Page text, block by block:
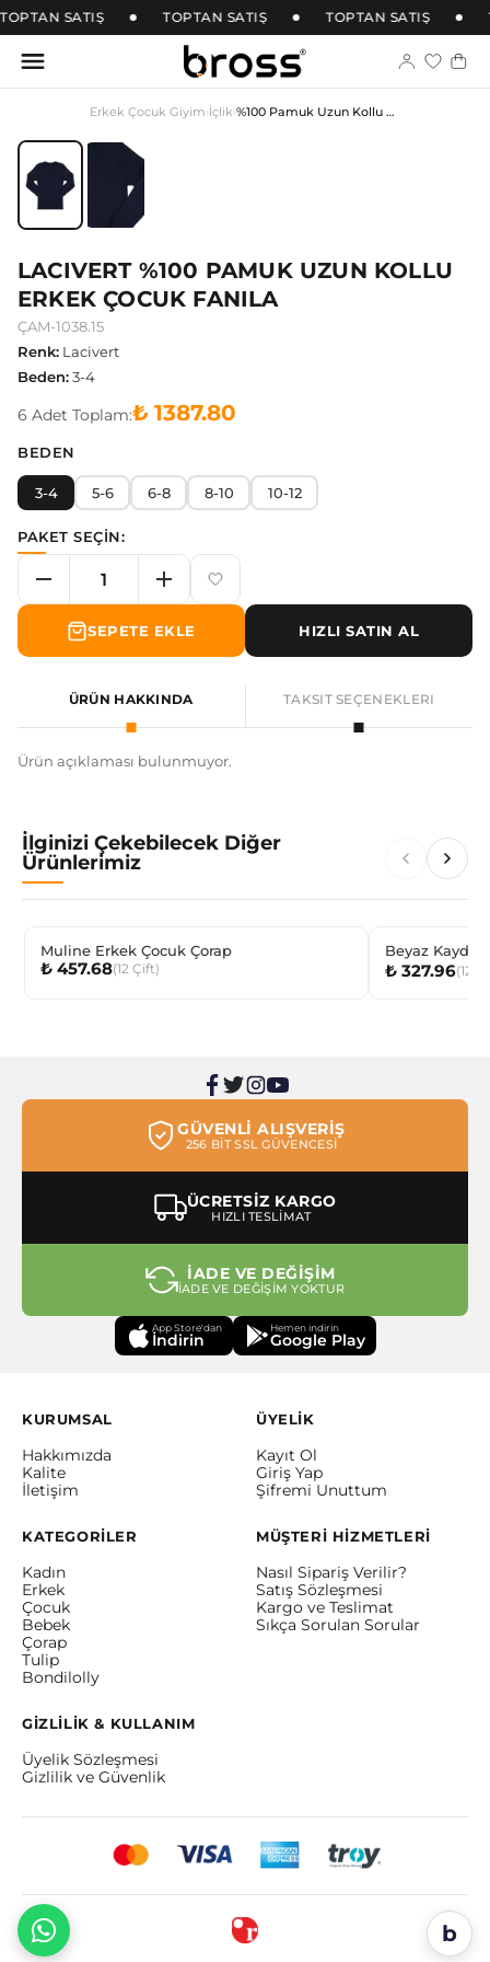
SATIŞ TOPTAN SATIŞ TOPTAN SATIŞ
Erkek Çocuk Giyim›İçlik› %100 Pamuk Uzun Kollu Erkek Çocuk Fanila
LACIVERT %100 PAMUK UZUN KOLLU
ERKEK ÇOCUK FANILA
ÇAM-1038.15
Renk: Lacivert
Beden:3-4
6 Adet Toplam:₺ 1387.80
BEDEN
3-4 5-6 6-8 8-10 10-12
PAKET SEÇİN:
SEPETE EKLE HIZLI SATIN AL
ÜRÜN HAKKINDA TAKSIT SEÇENEKLERI
Ürün açıklaması bulunmuyor.
İlginizi Çekebilecek Diğer
Ürünlerimiz
Muline Erkek Çocuk Çorap
₺ 457.68(12 Çift)
Beyaz
Çorabı
₺ 327.96(12
GÜVENLİ ALIŞVERİŞ
256 BİT SSL GÜVENCESİ
ÜCRETSİZ KARGO
HIZLI TESLİMAT
İADE VE DEĞİŞİM
İADE VE DEĞİŞİM YOKTUR
App Store'dan
İndirin
Hemen indirin
Google Play
KURUMSAL
Hakkımızda
Kalite
İletişim
ÜYELİK
Kayıt Ol
Giriş Yap
Şifremi Unuttum
KATEGORİLER
Kadın
Erkek
Çocuk
Bebek
Çorap
Tulip
Bondilolly
MÜŞTERİ HİZMETLERİ
Nasıl Sipariş Verilir?
Satış Sözleşmesi
Kargo ve Teslimat
Sıkça Sorulan Sorular
GİZLİLİK & KULLANIM
Üyelik Sözleşmesi
Gizlilik ve Güvenlik
b